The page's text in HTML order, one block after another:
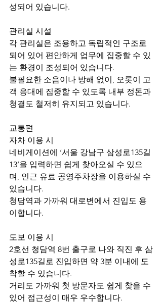
성되어 있습니다.
관리실 시설
각 관리실은 조용하고 독립적인 구조로
되어 있어 편안하게 업무에 집중할 수 있
는 환경이 조성되어 있습니다.
불필요한 소음이나 방해 없이, 오롯이 고
객 응대에 집중할 수 있도록 내부 정돈과
청결도 철저히 유지되고 있습니다.
교통편
자차 이용 시
네비게이션에 ‘서울 강남구 삼성로135길
13’을 입력하면 쉽게 찾아오실 수 있으
며, 인근 유료 공영주차장을 이용하실 수
있습니다.
청담역과 가까워 대로변에서 진입도 용
이합니다.
도보 이용 시
2호선 청담역 8번 출구로 나와 직진 후 삼
성로135길로 진입하면 약 3분 이내에 도
착할 수 있습니다.
거리도 가까워 첫 방문자도 쉽게 찾을 수
있어 접근성이 매우 우수합니다.